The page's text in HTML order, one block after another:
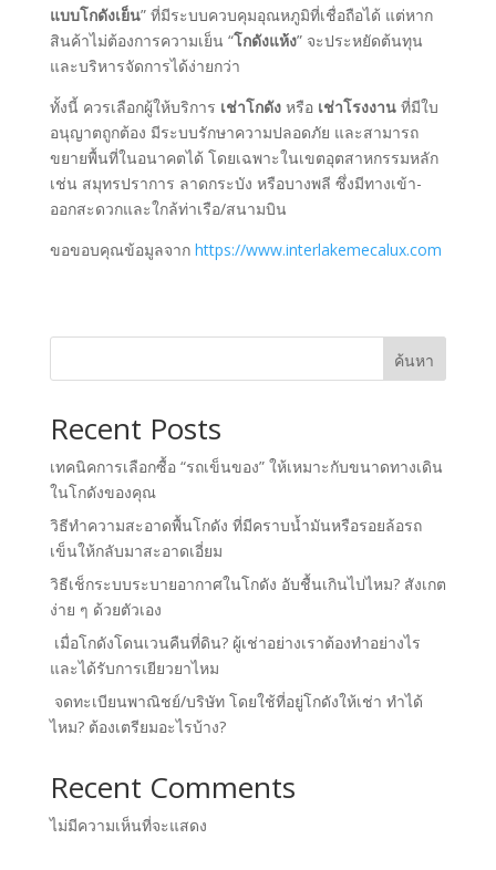
แบบโกดังเย็น” ที่มีระบบควบคุมอุณหภูมิที่เชื่อถือได้ แต่หาก
สินค้าไม่ต้องการความเย็น “โกดังแห้ง” จะประหยัดต้นทุน
และบริหารจัดการได้ง่ายกว่า
ทั้งนี้ ควรเลือกผู้ให้บริการ เช่าโกดังหรือ เช่าโรงงานที่มีใบ
อนุญาตถูกต้อง มีระบบรักษาความปลอดภัย และสามารถ
ขยายพื้นที่ในอนาคตได้ โดยเฉพาะในเขตอุตสาหกรรมหลัก
เช่น สมุทรปราการ ลาดกระบัง หรือบางพลี ซึ่งมีทางเข้า-
ออกสะดวกและใกล้ท่าเรือ/สนามบิน
ขอขอบคุณข้อมูลจาก https://www.interlakemecalux.com
ค้นหา
Recent Posts
เทคนิคการเลือกซื้อ “รถเข็นของ” ให้เหมาะกับขนาดทางเดิน
ในโกดังของคุณ
วิธีทำความสะอาดพื้นโกดัง ที่มีคราบน้ำมันหรือรอยล้อรถ
เข็นให้กลับมาสะอาดเอี่ยม
วิธีเช็กระบบระบายอากาศในโกดัง อับชื้นเกินไปไหม? สังเกต
ง่าย ๆ ด้วยตัวเอง
เมื่อโกดังโดนเวนคืนที่ดิน? ผู้เช่าอย่างเราต้องทำอย่างไร
และได้รับการเยียวยาไหม
จดทะเบียนพาณิชย์/บริษัท โดยใช้ที่อยู่โกดังให้เช่า ทำได้
ไหม? ต้องเตรียมอะไรบ้าง?
Recent Comments
ไม่มีความเห็นที่จะแสดง